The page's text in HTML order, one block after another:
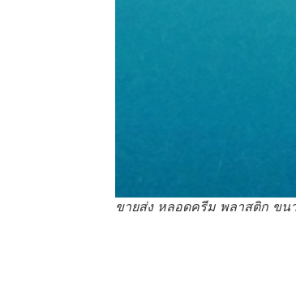
ขายส่ง หลอดครีม พลาสติก ขน